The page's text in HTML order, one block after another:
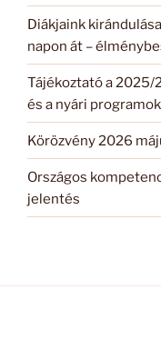
Diákjaink
napon át –
Tájékoztató a
és a nyári
Körözvény 2026
Országos
jelentés